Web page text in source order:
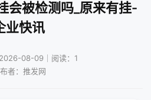
会被检测吗_原来有挂-
业快讯
08-09｜阅读：1
者：推发网